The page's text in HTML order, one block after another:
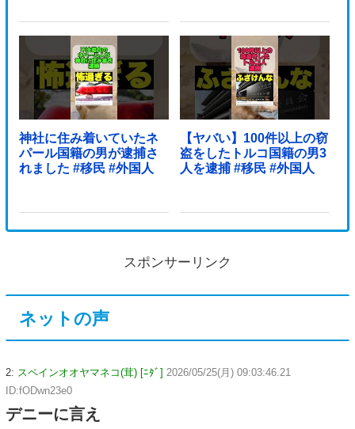
神社に住み着いていたネ
パール国籍の男が逮捕さ
れました #移民 #外国人
【ヤバい】100件以上の窃
盗をしたトルコ国籍の男3
人を逮捕 #移民 #外国人
スポンサーリンク
ネットの声
2: スペインオオヤマネコ(茸) [ﾆﾀﾞ] 2026/05/25(月) 09:03:46.21
ID:fODwn23e0
デニーに言え